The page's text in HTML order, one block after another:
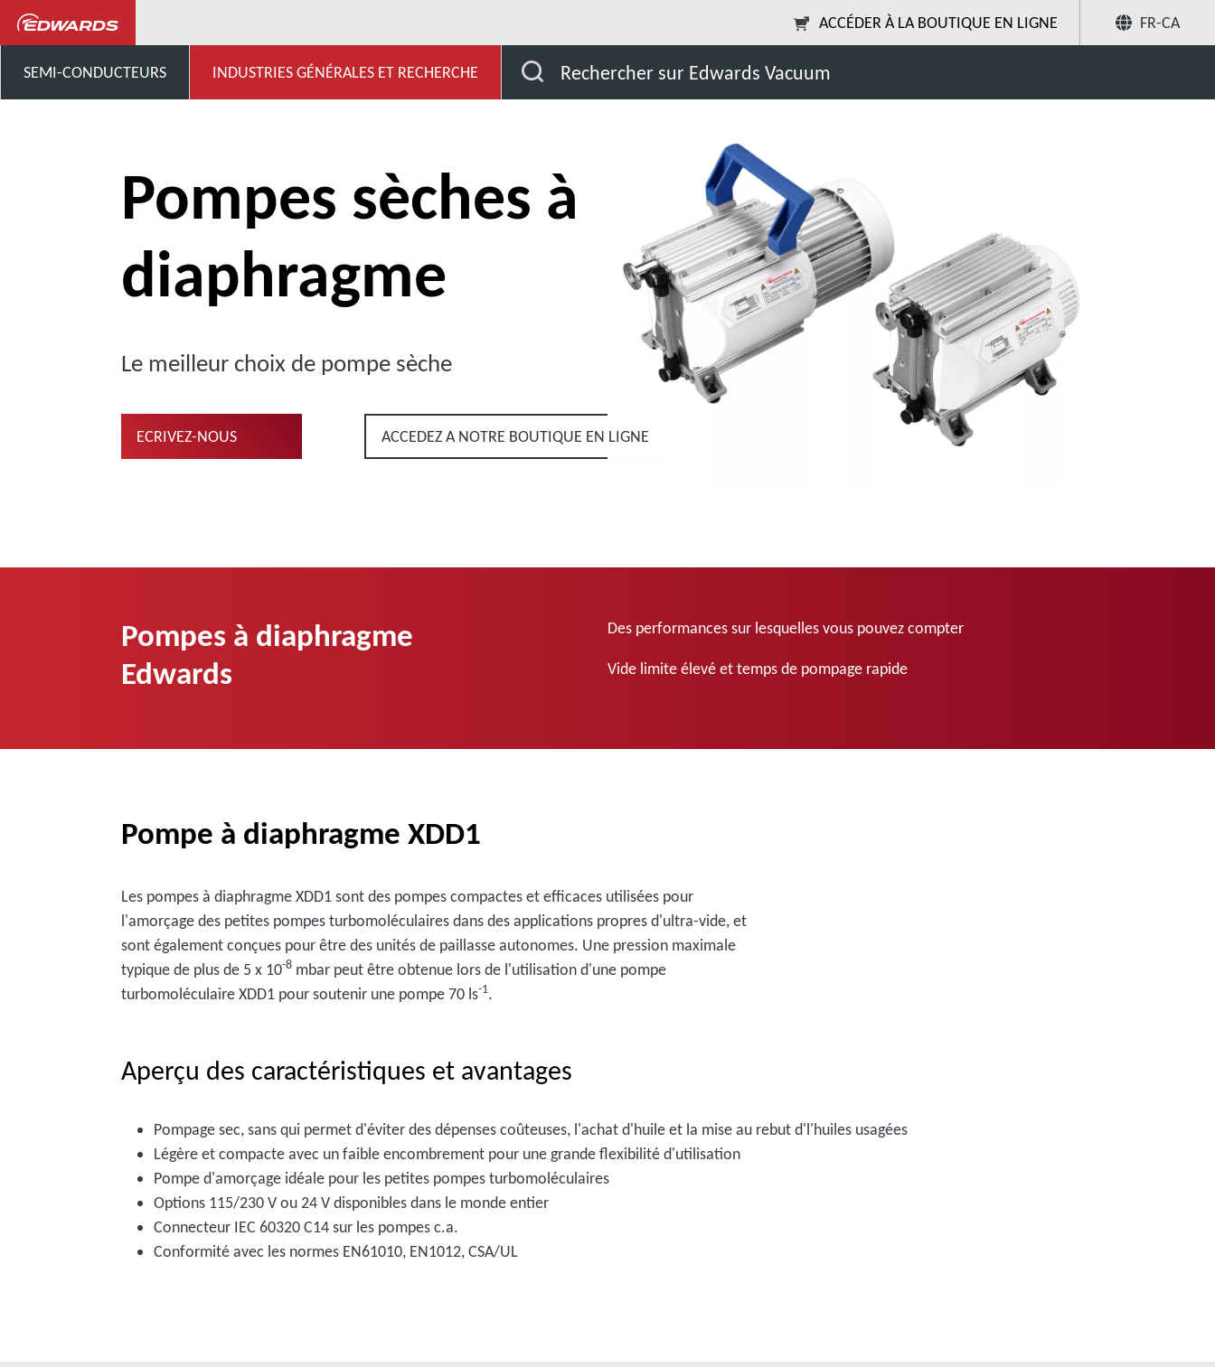
ACCÉDER À LA BOUTIQUE EN LIGNE FR-CA
SEMI-CONDUCTEURS INDUSTRIES GÉNÉRALES ET RECHERCHE Rechercher sur Edwards Vacuum
Pompes sèches à diaphragme Partager
Pompes sèches à
diaphragme
Le meilleur choix de pompe sèche
ECRIVEZ-NOUS ACCEDEZ A NOTRE BOUTIQUE EN LIGNE
Pompes à diaphragme
Edwards
Des performances sur lesquelles vous pouvez compter
Vide limite élevé et temps de pompage rapide
Pompe à diaphragme XDD1
Les pompes à diaphragme XDD1 sont des pompes compactes et efficaces utilisées pour
l'amorçage des petites pompes turbomoléculaires dans des applications propres d'ultra-vide, et
sont également conçues pour être des unités de paillasse autonomes. Une pression maximale
typique de plus de 5 x 10-8 mbar peut être obtenue lors de l'utilisation d'une pompe
turbomoléculaire XDD1 pour soutenir une pompe 70 ls-1.
Aperçu des caractéristiques et avantages
Pompage sec, sans qui permet d'éviter des dépenses coûteuses, l'achat d'huile et la mise au rebut d'l'huiles usagées
Légère et compacte avec un faible encombrement pour une grande flexibilité d'utilisation
Pompe d'amorçage idéale pour les petites pompes turbomoléculaires
Options 115/230 V ou 24 V disponibles dans le monde entier
Connecteur IEC 60320 C14 sur les pompes c.a.
Conformité avec les normes EN61010, EN1012, CSA/UL